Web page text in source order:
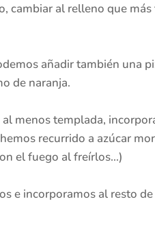
cambiar al relleno que más
añadir también una
de naranja.
menos templada,
recurrido a azúcar
el fuego al freírlos…)
e incorporamos al resto